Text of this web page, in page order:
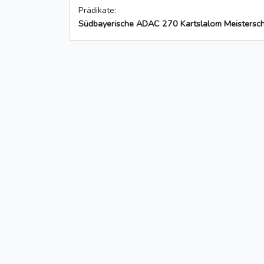
Prädikate:
Südbayerische ADAC 270 Kartslalom